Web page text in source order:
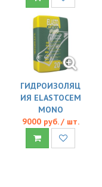
ГИДРОИЗОЛЯЦ
ИЯ ELASTOCEM
MONO
9000 руб. / шт.